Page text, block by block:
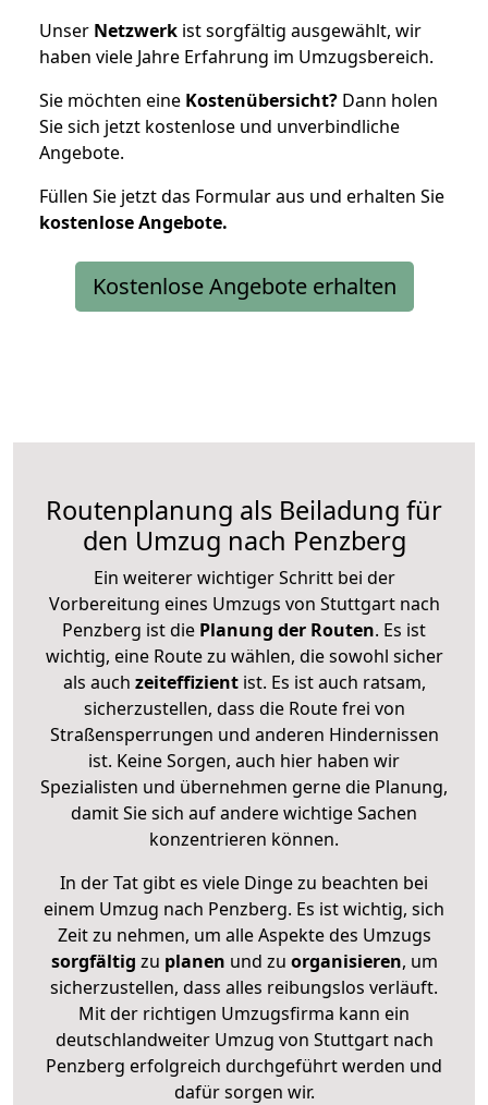
Unser Netzwerk ist sorgfältig ausgewählt, wir
haben viele Jahre Erfahrung im Umzugsbereich.
Sie möchten eine Kostenübersicht? Dann holen
Sie sich jetzt kostenlose und unverbindliche
Angebote.
Füllen Sie jetzt das Formular aus und erhalten Sie
kostenloseAngebote.
Kostenlose Angebote erhalten
Routenplanung als Beiladung für
den Umzug nach Penzberg
Ein weiterer wichtiger Schritt bei der
Vorbereitung eines Umzugs von Stuttgart nach
Penzberg ist die Planung der Routen. Es ist
wichtig, eine Route zu wählen, die sowohl sicher
als auch zeiteffizientist. Es ist auch ratsam,
sicherzustellen, dass die Route frei von
Straßensperrungen und anderen Hindernissen
ist. Keine Sorgen, auch hier haben wir
Spezialisten und übernehmen gerne die Planung,
damit Sie sich auf andere wichtige Sachen
konzentrieren können.
In der Tat gibt es viele Dinge zu beachten bei
einem Umzug nach Penzberg. Es ist wichtig, sich
Zeit zu nehmen, um alle Aspekte des Umzugs
sorgfältig zu planen und zu organisieren, um
sicherzustellen, dass alles reibungslos verläuft.
Mit der richtigen Umzugsfirma kann ein
deutschlandweiter Umzug von Stuttgart nach
Penzberg erfolgreich durchgeführt werden und
dafür sorgen wir.